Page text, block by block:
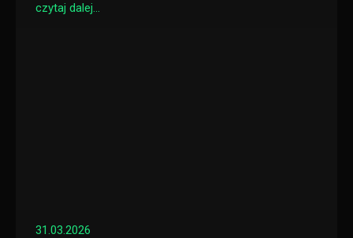
czytaj dalej...
31.03.2026